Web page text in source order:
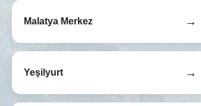
Malatya Merkez →
Yeşilyurt →